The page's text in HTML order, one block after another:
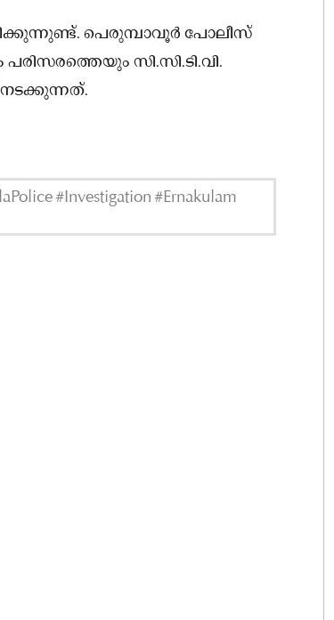
പെരുമ്പാവൂർ പോലീസ്
സി.സി.ടി.വി.
നടക്കുന്നത്.
#Investigation #Ernakulam